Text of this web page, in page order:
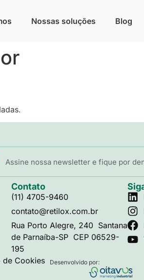
Nossas soluções Blog
Contato
(11) 4705-9460
contato@retilox.com.br
Rua Porto Alegre, 240 Santana
de Parnaíba-SP CEP 06529-
195
de Cookies Desenvolvido por: